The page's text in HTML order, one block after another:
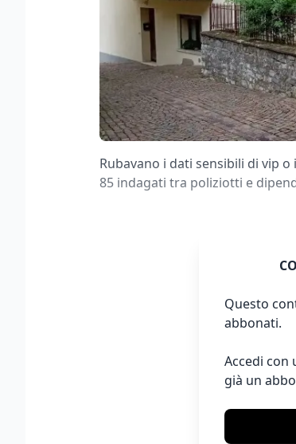
Rubavano i dati sensibili di vip
85 indagati tra poliziotti e
Questo
abbonati.
Accedi con
già un